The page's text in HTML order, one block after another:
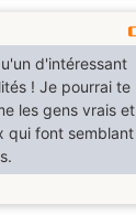
d'intéressant
! Je pourrai te
les gens vrais et
qui font semblant